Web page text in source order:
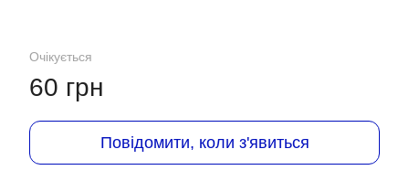
Очікується
60 грн
Повідомити, коли з'явиться